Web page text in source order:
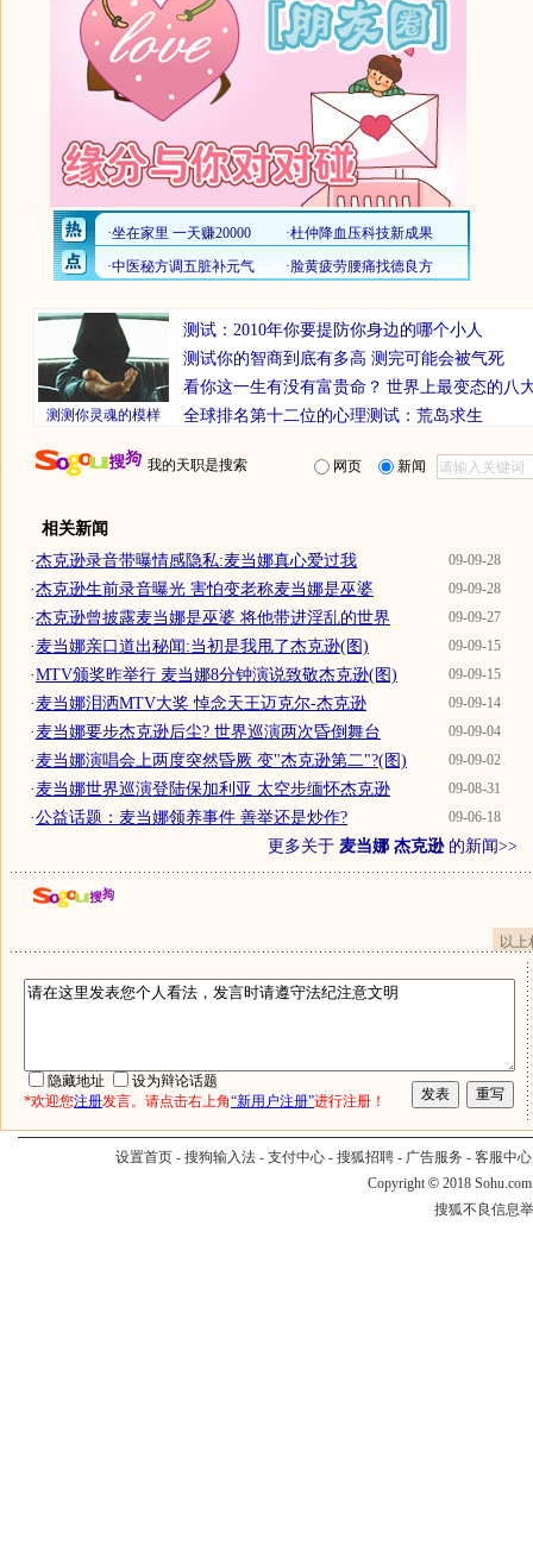
测测你灵魂的模样
测试：2010年你要提防你身边的哪个小人
测试你的智商到底有多高 测完可能会被气死
看你这一生有没有富贵命？ 世界上最变态的八
全球排名第十二位的心理测试：荒岛求生
我的天职是搜索 网页 新闻
相关新闻
09-09-28
·杰克逊录音带曝情感隐私:麦当娜真心爱过我
09-09-28
·杰克逊生前录音曝光 害怕变老称麦当娜是巫婆
09-09-27
·杰克逊曾披露麦当娜是巫婆 将他带进淫乱的世界
09-09-15
·麦当娜亲口道出秘闻:当初是我甩了杰克逊(图)
09-09-15
·MTV颁奖昨举行 麦当娜8分钟演说致敬杰克逊(图)
09-09-14
·麦当娜泪洒MTV大奖 悼念天王迈克尔-杰克逊
09-09-04
·麦当娜要步杰克逊后尘? 世界巡演两次昏倒舞台
09-09-02
·麦当娜演唱会上两度突然昏厥 变"杰克逊第二"?(图)
09-08-31
·麦当娜世界巡演登陆保加利亚 太空步缅怀杰克逊
09-06-18
·公益话题：麦当娜领养事件 善举还是炒作?
更多关于 麦当娜 杰克逊的新闻>>
以
隐藏地址
设为辩论话题
*欢迎您注册发言。请点击右上角“新用户注册”进行注册！
设置首页- 搜狗输入法- 支付中心- 搜狐招聘- 广告服务 - 客服中心
Copyright © 2018
搜狐不良信息